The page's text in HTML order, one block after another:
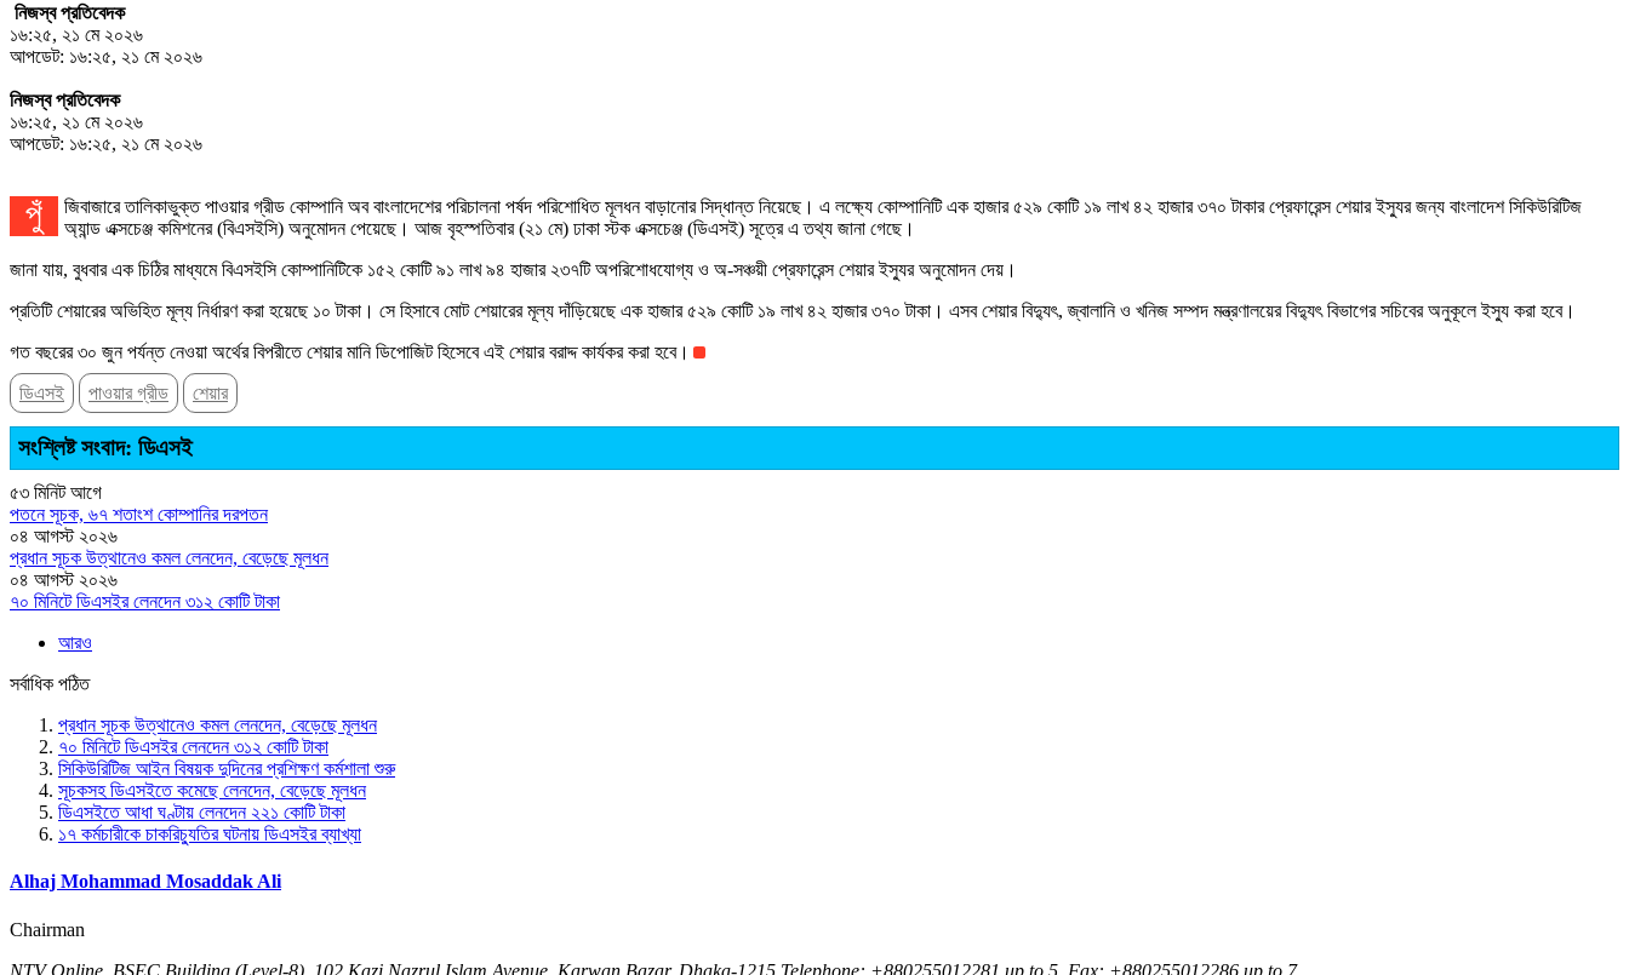
নিজস্ব প্রতিবেদক
১৬:২৫, ২১ মে ২০২৬
আপডেট: ১৬:২৫, ২১ মে ২০২৬
নিজস্ব প্রতিবেদক
১৬:২৫, ২১ মে ২০২৬
আপডেট: ১৬:২৫, ২১ মে ২০২৬
পুঁজিবাজারে তালিকাভুক্ত পাওয়ার গ্রীড কোম্পানি অব বাংলাদেশের পরিচালনা পর্ষদ পরিশোধিত মূলধন বাড়ানোর সিদ্ধান্ত নিয়েছে। এ লক্ষ্যে কোম্পানিটি এক হাজার ৫২৯ কোটি ১৯ লাখ ৪২ হাজার ৩৭০ টাকার প্রেফারেন্স শেয়ার ইস্যুর জন্য বাংলাদেশ সিকিউরিটিজ
অ্যান্ড এক্সচেঞ্জ কমিশনের (বিএসইসি) অনুমোদন পেয়েছে। আজ বৃহস্পতিবার (২১ মে) ঢাকা স্টক এক্সচেঞ্জ (ডিএসই) সূত্রে এ তথ্য জানা গেছে।
জানা যায়, বুধবার এক চিঠির মাধ্যমে বিএসইসি কোম্পানিটিকে ১৫২ কোটি ৯১ লাখ ৯৪ হাজার ২৩৭টি অপরিশোধযোগ্য ও অ-সঞ্চয়ী প্রেফারেন্স শেয়ার ইস্যুর অনুমোদন দেয়।
প্রতিটি শেয়ারের অভিহিত মূল্য নির্ধারণ করা হয়েছে ১০ টাকা। সে হিসাবে মোট শেয়ারের মূল্য দাঁড়িয়েছে এক হাজার ৫২৯ কোটি ১৯ লাখ ৪২ হাজার ৩৭০ টাকা। এসব শেয়ার বিদ্যুৎ, জ্বালানি ও খনিজ সম্পদ মন্ত্রণালয়ের বিদ্যুৎ বিভাগের সচিবের অনুকূলে ইস্যু করা হবে।
গত বছরের ৩০ জুন পর্যন্ত নেওয়া অর্থের বিপরীতে শেয়ার মানি ডিপোজিট হিসেবে এই শেয়ার বরাদ্দ কার্যকর করা হবে।
ডিএসই
পাওয়ার গ্রীড শেয়ার
সংশ্লিষ্ট সংবাদ: ডিএসই
৫৩ মিনিট আগে
পতনে সূচক, ৬৭ শতাংশ কোম্পানির দরপতন
০৪ আগস্ট ২০২৬
প্রধান সূচক উত্থানেও কমল লেনদেন, বেড়েছে মূলধন
০৪ আগস্ট ২০২৬
৭০ মিনিটে ডিএসইর লেনদেন ৩১২ কোটি টাকা
আরও
সর্বাধিক পঠিত
প্রধান সূচক উত্থানেও কমল লেনদেন, বেড়েছে মূলধন
৭০ মিনিটে ডিএসইর লেনদেন ৩১২ কোটি টাকা
সিকিউরিটিজ আইন বিষয়ক দুদিনের প্রশিক্ষণ কর্মশালা শুরু
সূচকসহ ডিএসইতে কমেছে লেনদেন, বেড়েছে মূলধন
ডিএসইতে আধা ঘণ্টায় লেনদেন ২২১ কোটি টাকা
১৭ কর্মচারীকে চাকরিচ্যুতির ঘটনায় ডিএসইর ব্যাখ্যা
Alhaj Mohammad Mosaddak Ali
Chairman
NTV Online, BSEC Building (Level-8), 102 Kazi Nazrul Islam Avenue, Karwan Bazar, Dhaka-1215 Telephone: +880255012281 up to 5, Fax: +880255012286 up to 7